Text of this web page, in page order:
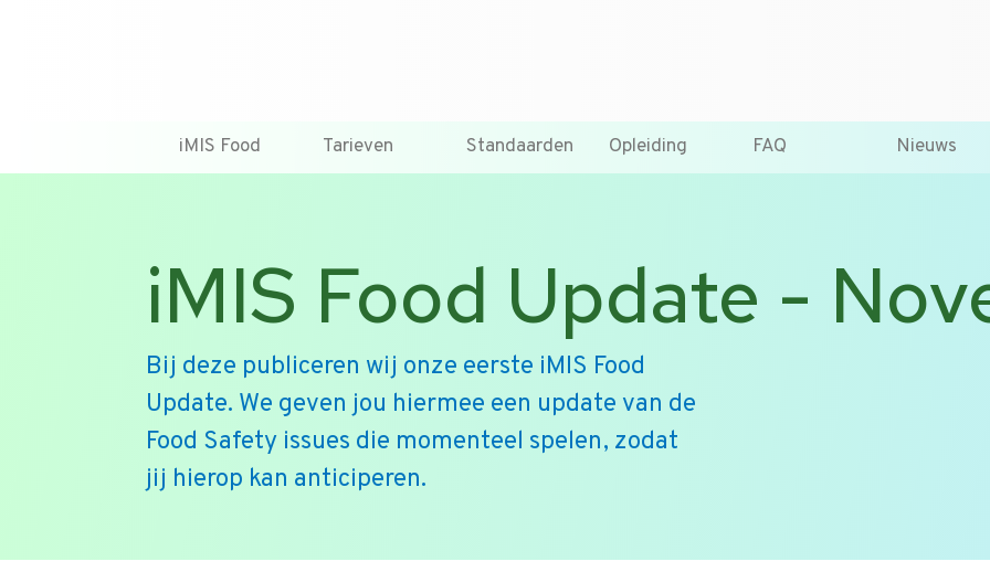
iMIS Food Tarieven Standaarden Opleiding FAQ Nieuws
iMIS Food Update -
Bij deze publiceren wij onze eerste iMIS Food
Update. We geven jou hiermee een update van de
Food Safety issues die momenteel spelen, zodat
jij hierop kan anticiperen.